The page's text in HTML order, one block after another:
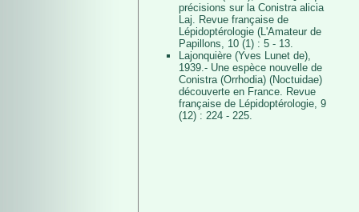
précisions sur la Conistra alicia
Laj. Revue française de
Lépidoptérologie (L'Amateur de
Papillons, 10 (1) : 5 - 13.
Lajonquière (Yves Lunet de),
1939.- Une espèce nouvelle de
Conistra (Orrhodia) (Noctuidae)
découverte en France. Revue
française de Lépidoptérologie, 9
(12) : 224 - 225.